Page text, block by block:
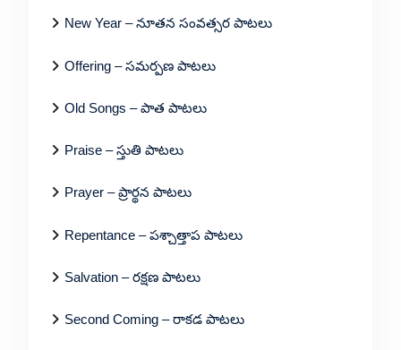
New Year – నూతన సంవత్సర పాటలు
Offering – సమర్పణ పాటలు
Old Songs – పాత పాటలు
Praise – స్తుతి పాటలు
Prayer – ప్రార్థన పాటలు
Repentance – పశ్చాత్తాప పాటలు
Salvation – రక్షణ పాటలు
Second Coming – రాకడ పాటలు